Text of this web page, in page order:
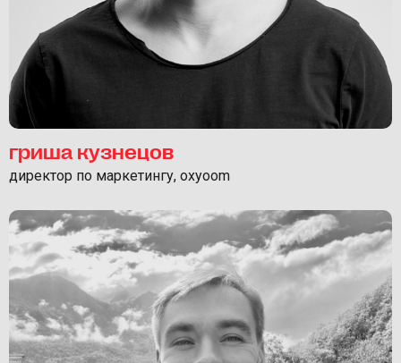
гриша кузнецов
директор по маркетингу, oxyoom